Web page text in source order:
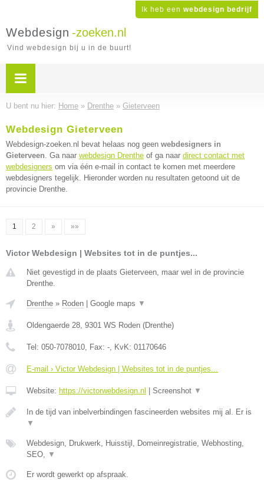
Ik heb een webdesign bedrijf
Webdesign -zoeken.nl
Vind webdesign bij u in de buurt!
U bent nu hier: Home » Drenthe » Gieterveen
Webdesign Gieterveen
Webdesign-zoeken.nl bevat helaas nog geen webdesigners in
Gieterveen. Ga naar webdesign Drenthe of ga naar direct contact met
webdesigners om via één e-mail in contact te komen met meerdere
webdesigners tegelijk. Hieronder worden nu resultaten getoond uit de
provincie Drenthe.
1 2 » »»
Victor Webdesign | Websites tot in de puntjes...
Niet gevestigd in de plaats Gieterveen, maar wel in de provincie
Drenthe.
Drenthe » Roden Google maps ▼
Oldengaerde 28, 9301 WS Roden (Drenthe)
Tel: 050-7078010, Fax: -, KvK: 01170646
E-mail › Victor Webdesign | Websites tot in de puntjes...
Website: https://victorwebdesign.nl Screenshot ▼
In de tijd van inbelverbindingen fascineerden websites mij al. Er is
▼
Webdesign, Drukwerk, Huisstijl, Domeinregistratie, Webhosting,
SEO, ▼
Er wordt gewerkt op afspraak.